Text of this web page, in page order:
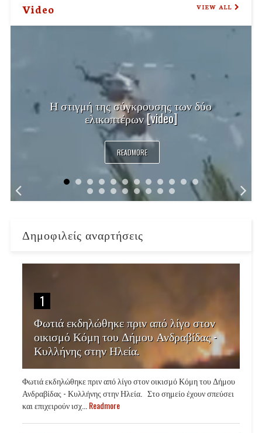
Video VIEW ALL
Η στιγμή της σύγκρουσης των δύο
ελικοπτέρων [video]
READMORE
Δημοφιλείς αναρτήσεις
1
Φωτιά εκδηλώθηκε πριν από λίγο στον
οικισμό Κόμη του Δήμου Ανδραβίδας -
Κυλλήνης στην Ηλεία.
Φωτιά εκδηλώθηκε πριν από λίγο στον οικισμό Κόμη του Δήμου
Ανδραβίδας - Κυλλήνης στην Ηλεία. Στο σημείο έχουν σπεύσει
και επιχειρούν ισχ... Readmore